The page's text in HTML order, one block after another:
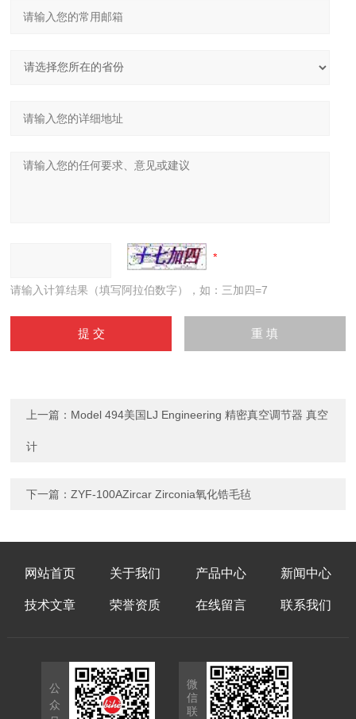
请输入计算结果（填写阿拉伯数字），如：三加四=7
上一篇： Model 494美国LJ Engineering 精密真空调节器 真空
计
下一篇：ZYF-100AZircar Zirconia氧化锆毛毡
网站首页 关于我们 产品中心 新闻中心
技术文章 荣誉资质 在线留言 联系我们
公
众
微
信
联